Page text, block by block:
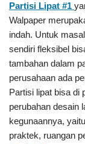
Partisi Lipat #1
Walpaper
indah. Untuk
sendiri fleksibel
tambahan dalam
perusahaan ada
Partisi lipat bisa di
perubahan desain
kegunaannya,
praktek, ruangan